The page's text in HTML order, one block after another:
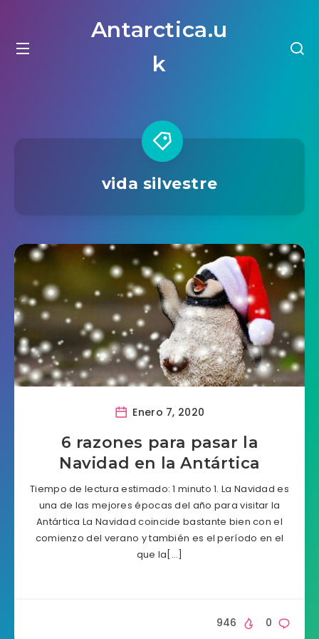
Antarctica.u
k
vida silvestre
Enero 7, 2020
6 razones para pasar la
Navidad en la Antártica
Tiempo de lectura estimado: 1 minuto 1. La Navidad es
una de las mejores épocas del año para visitar la
Antártica La Navidad coincide bastante bien con el
comienzo del verano y también es el período en el
que la[…]
0
946